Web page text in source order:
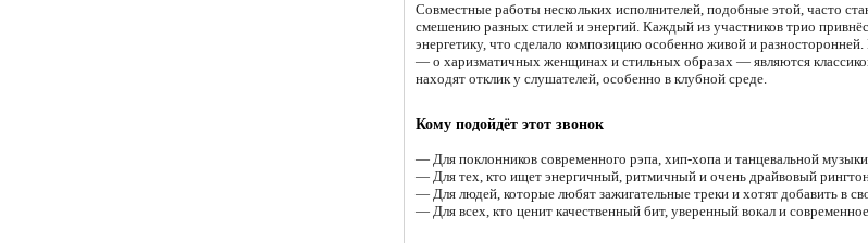
Совместные работы нескольких исполнителей, подобные этой, часто
смешению разных стилей и энергий. Каждый из участников трио
энергетику, что сделало композицию особенно живой и
— о харизматичных женщинах и стильных образах — являются
находят отклик у слушателей, особенно в клубной среде.
Кому подойдёт этот звонок
— Для поклонников современного рэпа, хип-хопа и танцевальной
— Для тех, кто ищет энергичный, ритмичный и очень драйвовый
— Для людей, которые любят зажигательные треки и хотят добавить в
— Для всех, кто ценит качественный бит, уверенный вокал и